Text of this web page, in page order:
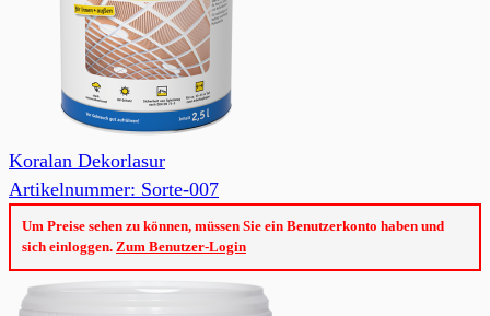
Koralan Dekorlasur
Artikelnummer: Sorte-007
Um Preise sehen zu können, müssen Sie ein Benutzerkonto haben und
sich einloggen. Zum Benutzer-Login